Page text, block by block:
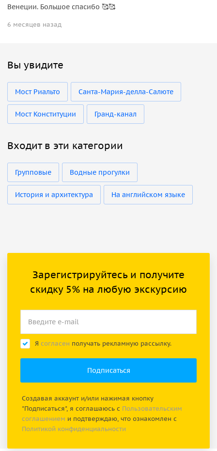
Венеции. Большое спасибо 🥰🥰
6 месяцев назад
Вы увидите
Мост Риальто Санта-Мария-делла-Салюте
Мост Конституции Гранд-канал
Входит в эти категории
Групповые Водные прогулки
История и архитектура На английском языке
Зарегистрируйтесь и получите
скидку 5% на любую экскурсию
Я согласен получать рекламную рассылку.
Создавая аккаунт и/или нажимая кнопку
"Подписаться", я соглашаюсь с Пользовательским
соглашением и подтверждаю, что ознакомлен с
Политикой конфиденциальности